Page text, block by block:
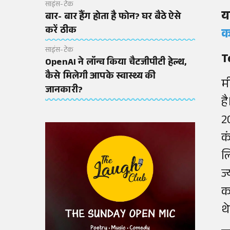
साइंस-टेक
बार- बार हैंग होता है फोन? घर बैठे ऐसे
करें ठीक
साइंस-टेक
OpenAI ने लॉन्च किया चैटजीपीटी हेल्थ,
कैसे मिलेगी आपके स्वास्थ्य की
जानकारी?